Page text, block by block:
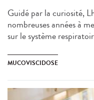
Guidé par la curiosité,
nombreuses années à
sur le système
MUCOVISCIDOSE